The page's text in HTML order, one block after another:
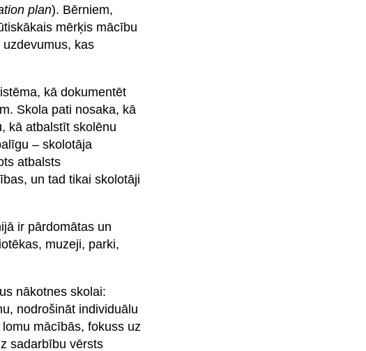
plan). Bērniem,
mērķis mācību
kas
kā dokumentēt
Skola pati nosaka, kā
kā atbalstīt skolēnu
– skolotāja
atbalsts
un tad tikai skolotāji
ir pārdomātas un
muzeji, parki,
nākotnes skolai:
nodrošināt individuālu
mācībās, fokuss uz
sadarbību vērsts